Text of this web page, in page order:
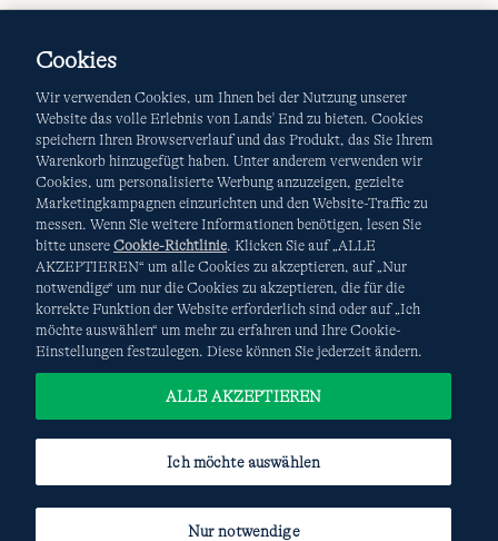
AGB Datenschutz & Sicherheit
Cookies-Ich möchte auswählen Site Map
Internationale Websites
Diese Website ist durch reCAPTCHA geschützt. Es gelten die
DatenschutzerklärungundNutzungsbedingungen
Google.
Cookies
Wir verwenden Cookies, um Ihnen bei der Nutzung unserer
Website das volle Erlebnis von Lands' End zu bieten. Cookies
speichern Ihren Browserverlauf und das Produkt, das Sie Ihrem
Warenkorb hinzugefügt haben. Unter anderem verwenden wir
Cookies, um personalisierte Werbung anzuzeigen, gezielte
Marketingkampagnen einzurichten und den Website-Traffic zu
messen. Wenn Sie weitere Informationen benötigen, lesen Sie
bitte unsere Cookie-Richtlinie. Klicken Sie auf „ALLE
AKZEPTIEREN“ um alle Cookies zu akzeptieren, auf „Nur
notwendige“ um nur die Cookies zu akzeptieren, die für die
korrekte Funktion der Website erforderlich sind oder auf „Ich
möchte auswählen“ um mehr zu erfahren und Ihre Cookie-
Einstellungen festzulegen. Diese können Sie jederzeit ändern.
Ich möchte auswählen
Nur notwendige
ALLE AKZEPTIEREN